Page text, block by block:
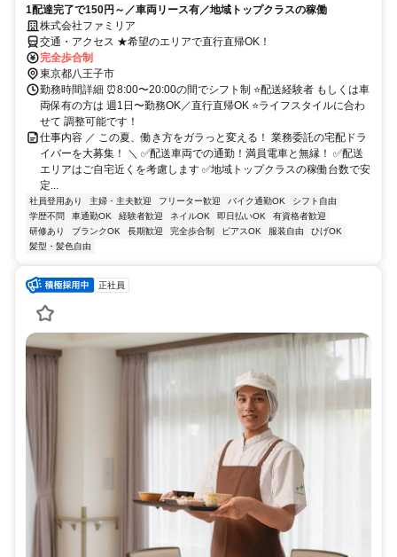
1配達完了で150円～／車両リース有／地域トップクラスの稼働
株式会社ファミリア
交通・アクセス ★希望のエリアで直行直帰OK！
完全歩合制
東京都八王子市
勤務時間詳細 ⏰8:00〜20:00の間でシフト制 ⭐配送経験者 もしくは車
両保有の方は 週1日〜勤務OK／直行直帰OK ⭐ライフスタイルに合わ
せて 調整可能です！
仕事内容 ／ この夏、働き方をガラっと変える！ 業務委託の宅配ドラ
イバーを大募集！ ＼ ✅配送車両での通勤！満員電車と無縁！ ✅配送
エリアはご自宅近くを考慮します ✅地域トップクラスの稼働台数で安
定...
社員登用あり 主婦・主夫歓迎 フリーター歓迎 バイク通勤OK
シフト自由
学歴不問
車通勤OK 経験者歓迎 ネイルOK 即日払いOK
有資格者歓迎
研修あり
ブランクOK 長期歓迎 完全歩合制 ピアスOK 服装自由
ひげOK
髪型・髪色自由
正社員